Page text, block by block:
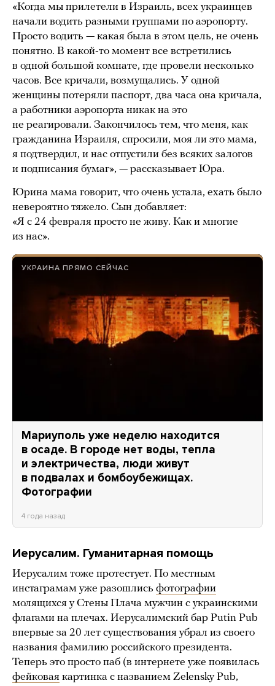
«Когда мы прилетели в Израиль, всех украинцев
начали водить разными группами по аэропорту.
Просто водить — какая была в этом цель, не очень
понятно. В какой-то момент все встретились
в одной большой комнате, где провели несколько
часов. Все кричали, возмущались. У одной
женщины потеряли паспорт, два часа она кричала,
а работники аэропорта никак на это
не реагировали. Закончилось тем, что меня, как
гражданина Израиля, спросили, моя ли это мама,
я подтвердил, и нас отпустили без всяких залогов
и подписания бумаг», — рассказывает Юра.
Юрина мама говорит, что очень устала, ехать было
невероятно тяжело. Сын добавляет:
«Я с 24 февраля просто не живу. Как и многие
из нас».
УКРАИНА ПРЯМО СЕЙЧАС
Мариуполь уже неделю находится
в осаде. В городе нет воды, тепла
и электричества, люди живут
в подвалах и бомбоубежищах.
Фотографии
4 года назад
Иерусалим. Гуманитарная помощь
Иерусалим тоже протестует. По местным
инстаграмам уже разошлись фотографии
молящихся у Стены Плача мужчин с украинскими
флагами на плечах. Иерусалимский бар Putin Pub
впервые за 20 лет существования убрал из своего
названия фамилию российского президента.
Теперь это просто паб (в интернете уже появилась
фейковая картинка с названием Zelensky Pub,